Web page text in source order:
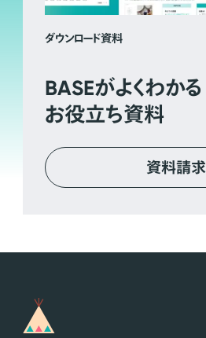
ダウンロード資料
BASEがよくわかる
お役立ち資料
資料請求